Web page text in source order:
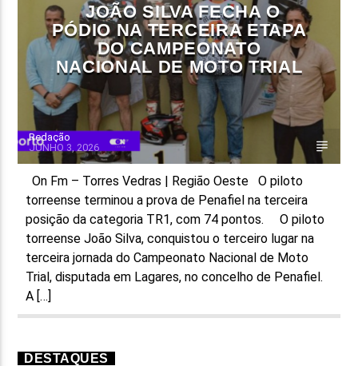
ON FM
JOÃO SILVA FECHA O
PÓDIO NA TERCEIRA ETAPA
DO CAMPEONATO
NACIONAL DE MOTO TRIAL
Redação
JUNHO 3, 2026
On Fm – Torres Vedras | Região Oeste O piloto
torreense terminou a prova de Penafiel na terceira
posição da categoria TR1, com 74 pontos. O piloto
torreense João Silva, conquistou o terceiro lugar na
terceira jornada do Campeonato Nacional de Moto
Trial, disputada em Lagares, no concelho de Penafiel.
A […]
DESTAQUES